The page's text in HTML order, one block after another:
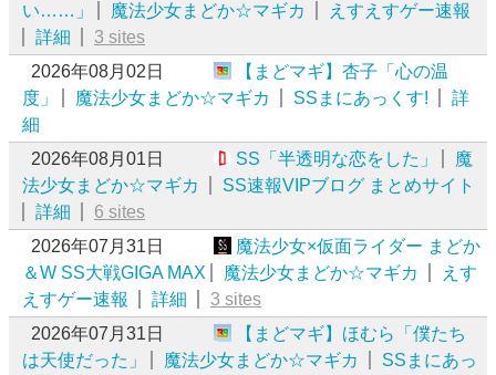
い……」
魔法少女まどか☆マギカ
えすえすゲー速報
詳細
3 sites
2026年08月02日
【まどマギ】杏子「心の温
度」
魔法少女まどか☆マギカ SSまにあっくす!
詳
細
2026年08月01日
SS「半透明な恋をした」
魔
法少女まどか☆マギカ
SS速報VIPブログ まとめサイト
詳細
6 sites
2026年07月31日
魔法少女×仮面ライダー まどか
＆W SS大戦GIGA MAX
魔法少女まどか☆マギカ
えす
えすゲー速報
詳細
3 sites
2026年07月31日
【まどマギ】ほむら「僕たち
は天使だった」
魔法少女まどか☆マギカ
SSまにあっ